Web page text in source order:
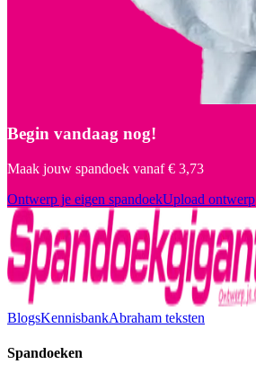
Begin vandaag nog!
Maak jouw spandoek vanaf € 3,73
Ontwerp je eigen spandoekUpload ontwerp
BlogsKennisbankAbraham teksten
Spandoeken